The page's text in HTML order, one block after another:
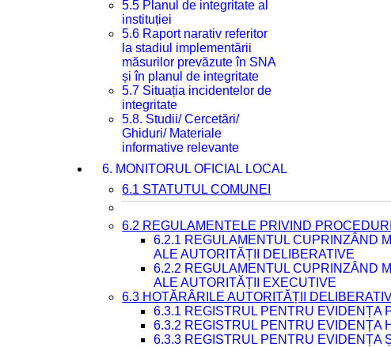
5.5 Planul de integritate al
instituției
5.6 Raport narativ referitor
la stadiul implementării
măsurilor prevăzute în SNA
și în planul de integritate
5.7 Situația incidentelor de
integritate
5.8. Studii/ Cercetări/
Ghiduri/ Materiale
informative relevante
6. MONITORUL OFICIAL LOCAL
6.1 STATUTUL COMUNEI
6.2 REGULAMENTELE PRIVIND
6.2.1 REGULAMENTUL CUPRINZÂND
ALE AUTORITĂȚII DELIBERATIVE
6.2.2 REGULAMENTUL CUPRINZÂND
ALE AUTORITĂȚII EXECUTIVE
6.3 HOTĂRÂRILE AUTORITĂȚII
6.3.1 REGISTRUL PENTRU EVIDENȚA
6.3.2 REGISTRUL PENTRU EVIDENȚA
6.3.3 REGISTRUL PENTRU EVIDENȚA